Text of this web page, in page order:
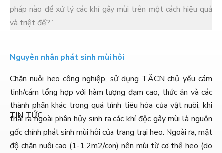
TIN TỨC
pháp nào để xử lý các khí gây mùi trên một cách hiệu quả
và triệt để?”
Nguyên nhân phát sinh mùi hôi
Chăn nuôi heo công nghiệp, sử dụng TĂCN chủ yếu cám
tinh/cám tổng hợp với hàm lượng đạm cao, thức ăn và các
thành phần khác trong quá trình tiêu hóa của vật nuôi, khi
thải ra ngoài phân hủy sinh ra các khí độc gây mùi là nguồn
gốc chính phát sinh mùi hôi của trang trại heo. Ngoài ra, mật
độ chăn nuôi cao (1-1.2m2/con) nên mùi từ cơ thể heo (do